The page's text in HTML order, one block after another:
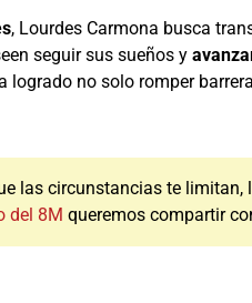
, Lourdes Carmona busca
seguir sus sueños y
logrado no solo romper
las circunstancias te
del 8M queremos compartir